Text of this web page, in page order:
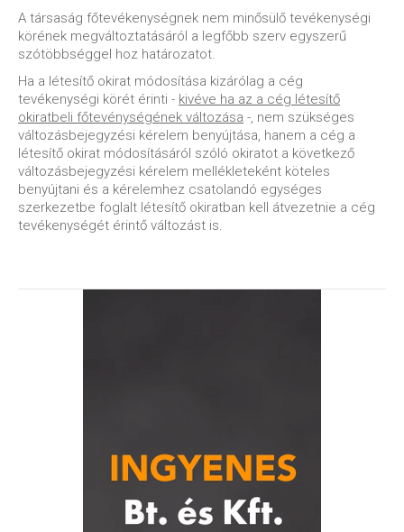
A társaság főtevékenységnek nem minősülő tevékenységi
körének megváltoztatásáról a legfőbb szerv egyszerű
szótöbbséggel hoz határozatot.
Ha a létesítő okirat módosítása kizárólag a cég
tevékenységi körét érinti - kivéve ha az a cég létesítő
okiratbeli főtevénységének változása -, nem szükséges
változásbejegyzési kérelem benyújtása, hanem a cég a
létesítő okirat módosításáról szóló okiratot a következő
változásbejegyzési kérelem mellékleteként köteles
benyújtani és a kérelemhez csatolandó egységes
szerkezetbe foglalt létesítő okiratban kell átvezetnie a cég
tevékenységét érintő változást is.